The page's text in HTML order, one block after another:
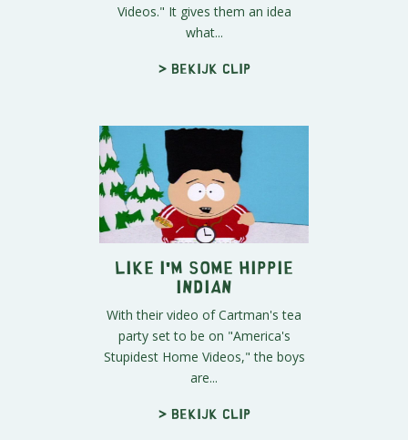
Videos." It gives them an idea
what...
> Bekijk clip
Like I'm Some Hippie
Indian
With their video of Cartman's tea
party set to be on "America's
Stupidest Home Videos," the boys
are...
> Bekijk clip